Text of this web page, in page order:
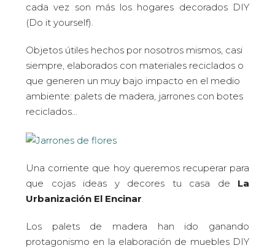
cada vez son más los hogares decorados DIY
(Do it yourself).
Objetos útiles hechos por nosotros mismos, casi
siempre, elaborados con materiales reciclados o
que generen un muy bajo impacto en el medio
ambiente: palets de madera, jarrones con botes
reciclados…
Una corriente que hoy queremos recuperar para
que cojas ideas y decores tu casa de La
Urbanización El Encinar.
Los palets de madera han ido ganando
protagonismo en la elaboración de muebles DIY